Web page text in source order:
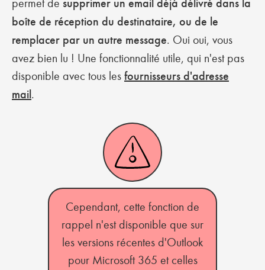
permet de supprimer un email déjà délivré dans la
boîte de réception du destinataire, ou de le
remplacer par un autre message. Oui oui, vous
avez bien lu ! Une fonctionnalité utile, qui n'est pas
disponible avec tous les fournisseurs d'adresse
mail.
Cependant, cette fonction de
rappel n'est disponible que sur
les versions récentes d'Outlook
pour Microsoft 365 et celles